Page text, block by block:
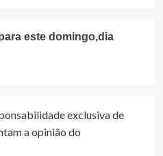
este domingo,dia
exclusiva de
a opinião do